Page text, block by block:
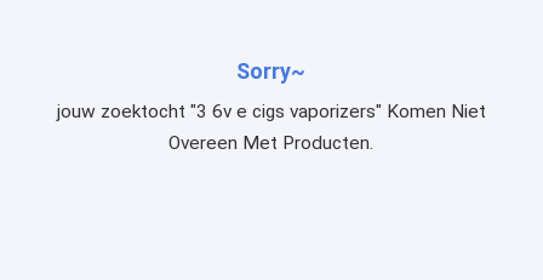
Sorry~
jouw zoektocht "3 6v e cigs vaporizers" Komen Niet
Overeen Met Producten.